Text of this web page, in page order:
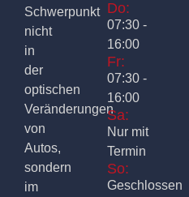
Schwerpunkt
nicht
in
der
optischen
Veränderungen
von
Autos,
sondern
im
Do:
07:30 -
16:00
Fr:
07:30 -
16:00
Sa:
Nur mit
Termin
So:
Geschlossen